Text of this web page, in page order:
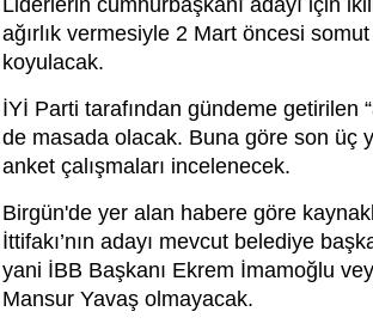
Liderlerin cumhurbaşkanı adayı için
ağırlık vermesiyle 2 Mart öncesi
koyulacak.
İYİ Parti tarafından gündeme getirilen
de masada olacak. Buna göre son üç
anket çalışmaları incelenecek.
Birgün'de yer alan habere göre
İttifakı’nın adayı mevcut belediye
yani İBB Başkanı Ekrem İmamoğlu
Mansur Yavaş olmayacak.